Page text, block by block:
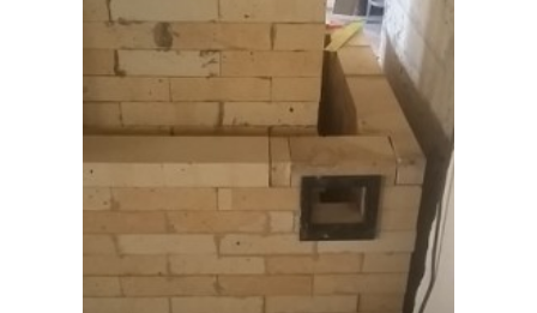
Poêle de masse Taille L
Chaparon 74210
Oxalibre taille L
Naillat 23800
Poële Oxalibre L